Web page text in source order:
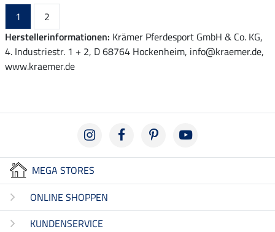
1
2
Herstellerinformationen: Krämer Pferdesport GmbH & Co. KG,
4. Industriestr. 1 + 2, D 68764 Hockenheim, info@kraemer.de,
www.kraemer.de
MEGA STORES
ONLINE SHOPPEN
KUNDENSERVICE